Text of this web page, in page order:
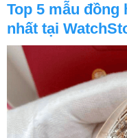
Top 5 mẫu đồng
nhất tại